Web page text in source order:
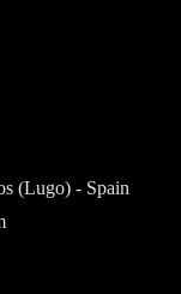
(Lugo) - Spain